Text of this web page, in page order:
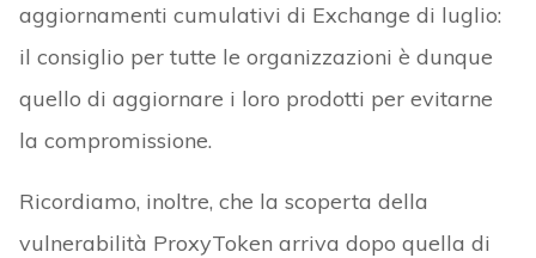
aggiornamenti cumulativi di Exchange di luglio:
il consiglio per tutte le organizzazioni è dunque
quello di aggiornare i loro prodotti per evitarne
la compromissione.
Ricordiamo, inoltre, che la scoperta della
vulnerabilità ProxyToken arriva dopo quella di